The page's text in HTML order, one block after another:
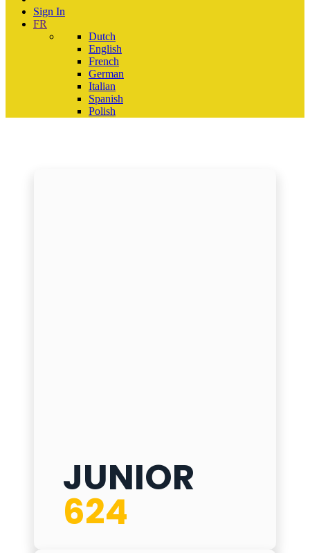
Sign In
FR
Dutch
English
French
German
Italian
Spanish
Polish
JUNIOR
624
JUNIOR 624